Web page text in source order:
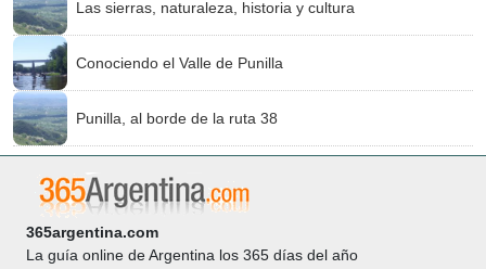
Las sierras, naturaleza, historia y cultura
Conociendo el Valle de Punilla
Punilla, al borde de la ruta 38
365argentina.com
La guía online de Argentina los 365 días del año